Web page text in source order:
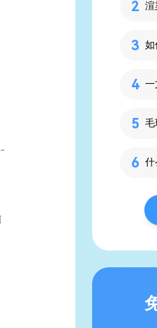
渲
一
什